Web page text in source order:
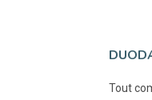
Tout